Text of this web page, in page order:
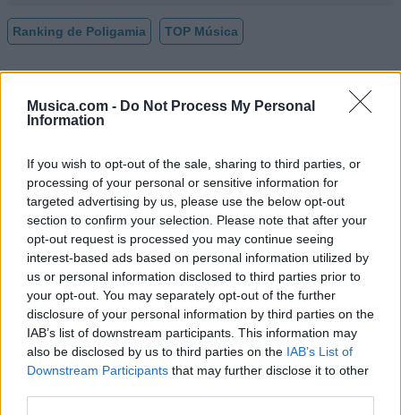
Musica.com - Do Not Process My Personal
Information
If you wish to opt-out of the sale, sharing to third parties, or
processing of your personal or sensitive information for
targeted advertising by us, please use the below opt-out
section to confirm your selection. Please note that after your
opt-out request is processed you may continue seeing
interest-based ads based on personal information utilized by
us or personal information disclosed to third parties prior to
your opt-out. You may separately opt-out of the further
disclosure of your personal information by third parties on the
IAB’s list of downstream participants. This information may
also be disclosed by us to third parties on the IAB’s List of
Downstream Participants that may further disclose it to other
Ranking de Poligamia TOP Música
Comentar Letra
Comenta o pregunta lo que desees sobre Poligamia o